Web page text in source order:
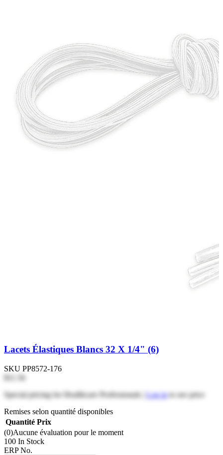
Lacets Élastiques Blancs 32 X 1/4" (6)
SKU PP8572-176
Special pricing for Healthcare Professionals | Log into see price
Remises selon quantité disponibles
Quantité Prix
(0)Aucune évaluation pour le moment
100 In Stock
ERP No.